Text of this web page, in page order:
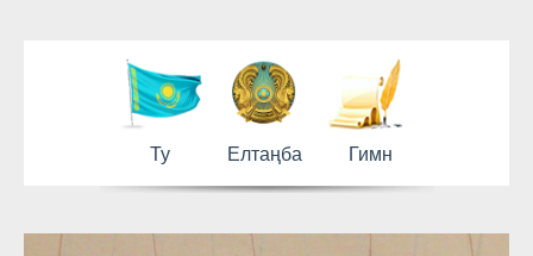
Ту Елтаңба Гимн